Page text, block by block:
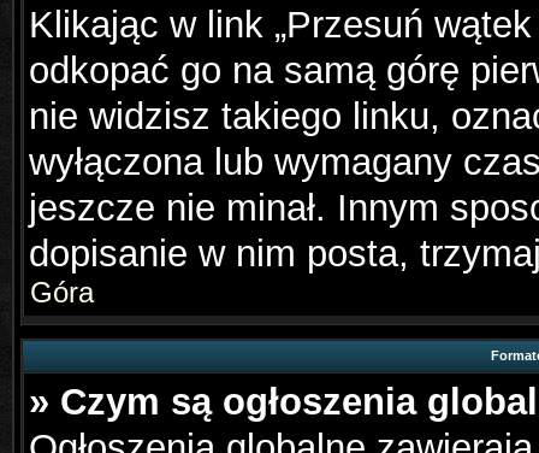
Klikając w link „Przesuń
odkopać go na samą górę
nie widzisz takiego linku,
wyłączona lub wymagany
jeszcze nie minał. Innym
dopisanie w nim posta,
Góra
» Czym są ogłoszenia